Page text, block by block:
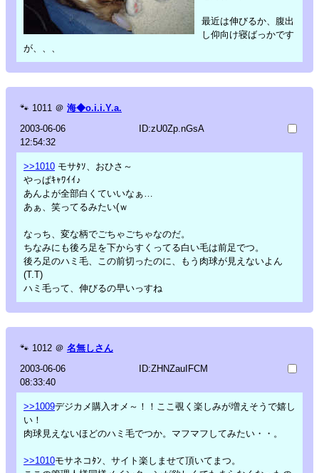
最近は伸びるか、腹出
し仰向け寝ばっかです
が、、、
🐾 1011 ＠ 海◆o.i.i.Y.a.
2003-06-06
12:54:32
ID:zU0Zp.nGsA
>>1010 モサﾀｿ、おひさ～
やっぱｷｬﾜｲｲ♪
あんよが全部白くていいなぁ…
あぁ、笑ってるみたい(ｗ
なっち、変な柄でごちゃごちゃなのだ。
ちなみにも後ろ足を下からすくってる白い毛は前足でつ。
後ろ足のハミ毛、この前切ったのに、もう肉球が見えないよん
(T.T)
ハミ毛って、伸びるの早いっすね
🐾 1012 ＠ 名無しさん
2003-06-06
08:33:40
ID:ZHNZauIFCM
>>1009デジカメ購入オメ～！！ここ覗く楽しみが増えそうで嬉し
い！
肉球見えないほどのハミ毛でつか。マフマフしてみたい・・。
>>1010モサネコﾀﾝ、サイト楽しませて頂いてまつ。